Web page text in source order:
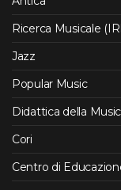
Ricerca Musicale
Jazz
Popular Music
Didattica della
Cori
Centro di